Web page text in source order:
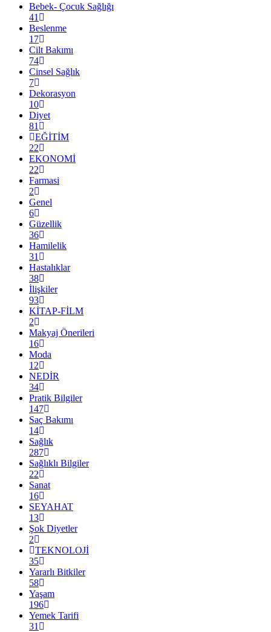
Bebek- Çocuk Sağlığı
41
Beslenme
17
Cilt Bakımı
74
Cinsel Sağlık
7
Dekorasyon
10
Diyet
81
EĞİTİM
22
EKONOMİ
22
Farmasi
2
Genel
6
Güzellik
36
Hamilelik
31
Hastalıklar
38
İlişkiler
93
KİTAP-FİLM
2
Makyaj Önerileri
16
Moda
12
NEDİR
34
Pratik Bilgiler
147
Saç Bakımı
14
Sağlık
287
Sağlıklı Bilgiler
22
Sanat
16
SEYAHAT
13
Şok Diyetler
2
TEKNOLOJİ
35
Yararlı Bitkiler
58
Yaşam
196
Yemek Tarifi
31